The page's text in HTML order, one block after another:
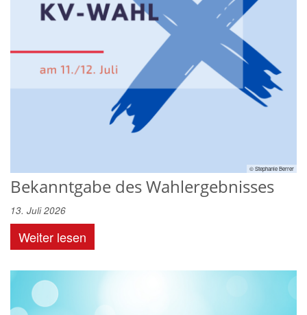
© Stephanie Berrer
Bekanntgabe des Wahlergebnisses
13. Juli 2026
Weiter lesen